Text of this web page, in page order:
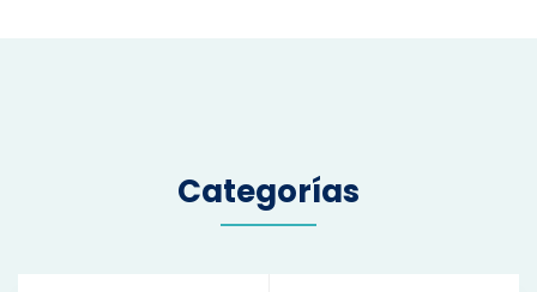
Categorías